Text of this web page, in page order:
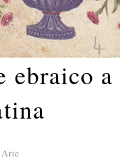
ebraico
Arte